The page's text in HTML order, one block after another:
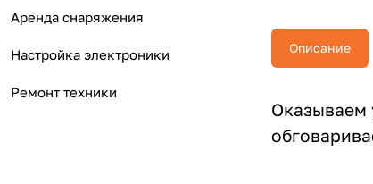
Описание
Оказываем
Аренда снаряжения
Настройка электроники
Ремонт техники